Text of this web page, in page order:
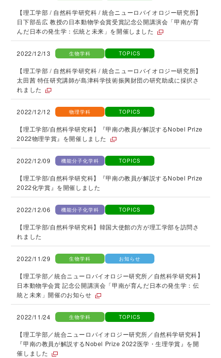
【理工学部 / 自然科学研究科 / 統合ニューロバイオロジー研究所】
日下部岳広 教授の日本動物学会賞受賞記念公開講演会「甲南が育
んだ日本の発生学：伝統と未来」を開催しました
2022/12/13 生物学科 TOPICS
【理工学部 / 自然科学研究科 / 統合ニューロバイオロジー研究所】
太田茜 特任研究講師が島津科学技術振興財団の研究助成に採択さ
れました
2022/12/12 物理学科 TOPICS
【理工学部/自然科学研究科】『甲南の教員が解説するNobel Prize
2022物理学賞』を開催しました
2022/12/09 機能分子化学科 TOPICS
【理工学部/自然科学研究科】『甲南の教員が解説するNobel Prize
2022化学賞』を開催しました
2022/12/06 機能分子化学科 TOPICS
【理工学部/自然科学研究科】韓国大使館の方が理工学部を訪問さ
れました
2022/11/29 生物学科 お知らせ
【理工学部／統合ニューロバイオロジー研究所／自然科学研究科】
日本動物学会賞 記念公開講演会「甲南が育んだ日本の発生学：伝
統と未来」開催のお知らせ
2022/11/24 生物学科 TOPICS
【理工学部／統合ニューロバイオロジー研究所／自然科学研究科】
『甲南の教員が解説するNobel Prize 2022医学・生理学賞』を開
催しました